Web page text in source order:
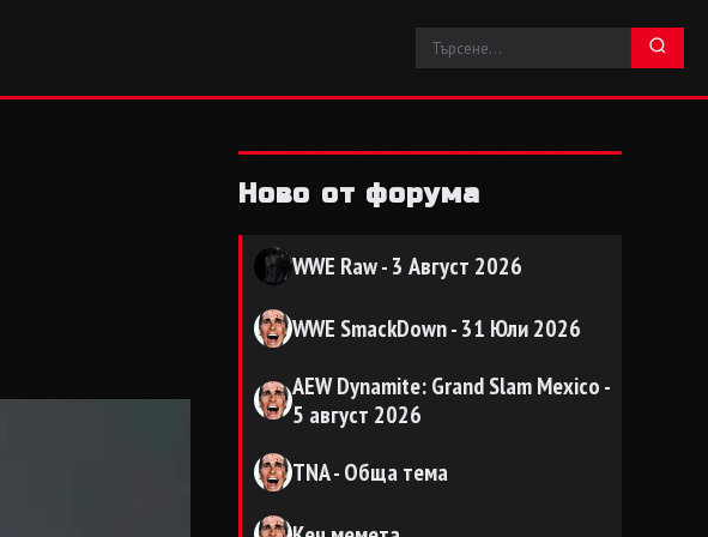
Ново от форума
WWE Raw - 3 Август 2026
WWE SmackDown - 31 Юли 2026
AEW Dynamite: Grand Slam Mexico -
5 август 2026
TNA - Обща тема